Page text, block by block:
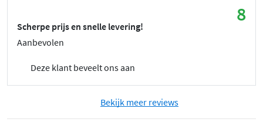
8
Scherpe prijs en snelle levering!
Aanbevolen
Deze klant beveelt ons aan
Bekijk meer reviews